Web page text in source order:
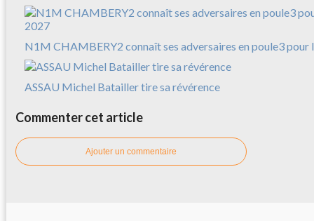
N1M CHAMBERY2 connaît ses adversaires en poule3 pour
ASSAU Michel Batailler tire sa révérence
Commenter cet article
Ajouter un commentaire